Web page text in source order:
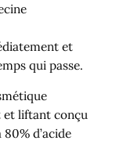
et
qui passe.
et liftant conçu
d’acide